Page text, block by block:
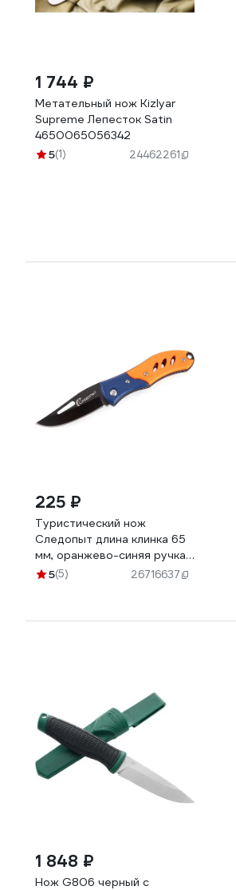
1 744 ₽
Метательный нож Kizlyar
Supreme Лепесток Satin
4650065056342
5(1) 24462261
225 ₽
Туристический нож
Следопыт длина клинка 65
мм, оранжево-синяя ручка
PF-PK-32
5(5) 26716637
1 848 ₽
Нож G806 черный c